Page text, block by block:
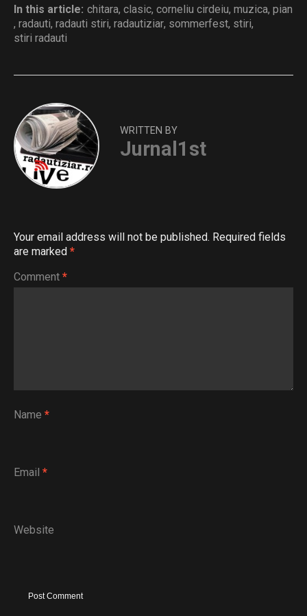
In this article: chitara, clasic, corneliu cirdeiu, muzica, pian
, radauti, radauti stiri, radautiziar, sommerfest, stiri,
stiri radauti
WRITTEN BY
Jurnal1st
Your email address will not be published. Required fields
are marked *
Comment *
Name *
Email *
Website